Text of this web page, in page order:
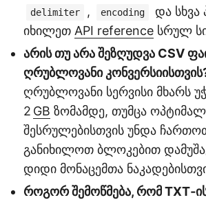
delimiter , encoding
და სხვა
იხილეთ API reference სრულ
არის თუ არა შეზღუდვა CSV
ღრუბლოვანი
ღრუბლოვანი სერვისი მხარს
2 GB ზომამდე, თუმცა
შესრულებისთვის უნდა
განიხილოთ ბლოკებით
დიდი მონაცემთა
როგორ შემოწმება, რომ